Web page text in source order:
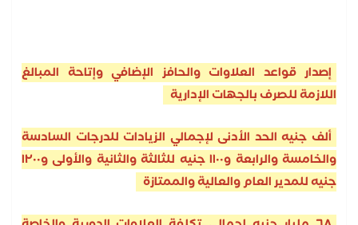
إصدار قواعد العلاوات والحافز الإضافي وإتاحة المبالغ
اللازمة للصرف بالجهات الإدارية
ألف جنيه الحد الأدنى لإجمالي الزيادات للدرجات السادسة
والخامسة والرابعة و١١٠٠ جنيه للثالثة والثانية والأولى و١٢٠٠
جنيه للمدير العام والعالية والممتازة